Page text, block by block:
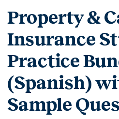
Property &
Insurance
Practice
(Spanish)
Sample